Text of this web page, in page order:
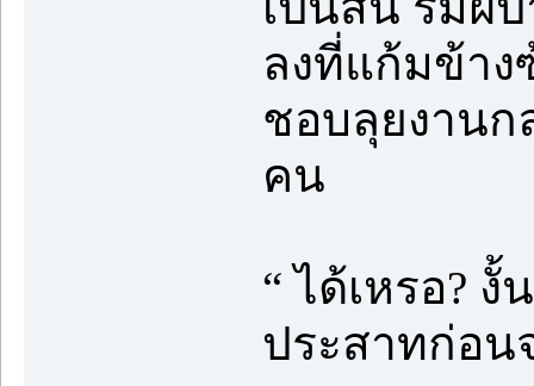
ลงที่แก้มข้า
ชอบลุยงานก
คน
“ ได้เหรอ?
ประสาทก่อ